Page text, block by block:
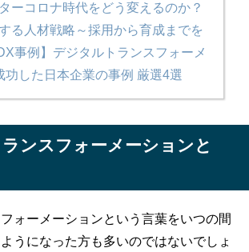
ーコロナ時代をどう変えるのか？
る人材戦略～採用から育成までを
DX事例】デジタルトランスフォーメ
功した日本企業の事例 厳選4選
ンスフォーメーションと
ォーメーションという言葉をいつの間
うになった方も多いのではないでしょ